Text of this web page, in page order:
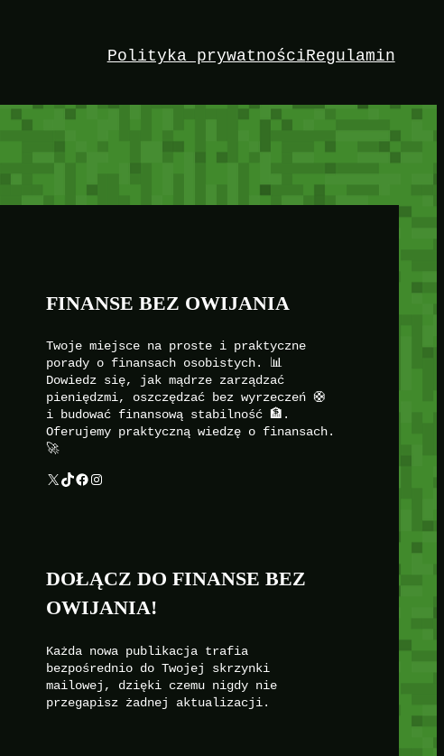
Polityka prywatnościRegulamin
FINANSE BEZ OWIJANIA
Twoje miejsce na proste i praktyczne
porady o finansach osobistych. 📊
Dowiedz się, jak mądrze zarządzać
pieniędzmi, oszczędzać bez wyrzeczeń 🛟
i budować finansową stabilność 🏦.
Oferujemy praktyczną wiedzę o finansach.
🚀
X TikTok Facebook Instagram
DOŁĄCZ DO FINANSE BEZ
OWIJANIA!
Każda nowa publikacja trafia
bezpośrednio do Twojej skrzynki
mailowej, dzięki czemu nigdy nie
przegapisz żadnej aktualizacji.